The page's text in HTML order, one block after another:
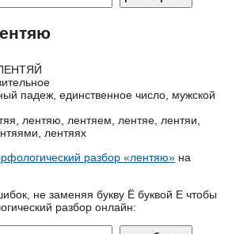
падеж, единственное число, мужской
лентяю, лентяем, лентяе, лентяи,
лентяях
разбор «лентяю» на
не заменяя букву Ё буквой Е чтобы
разбор онлайн: